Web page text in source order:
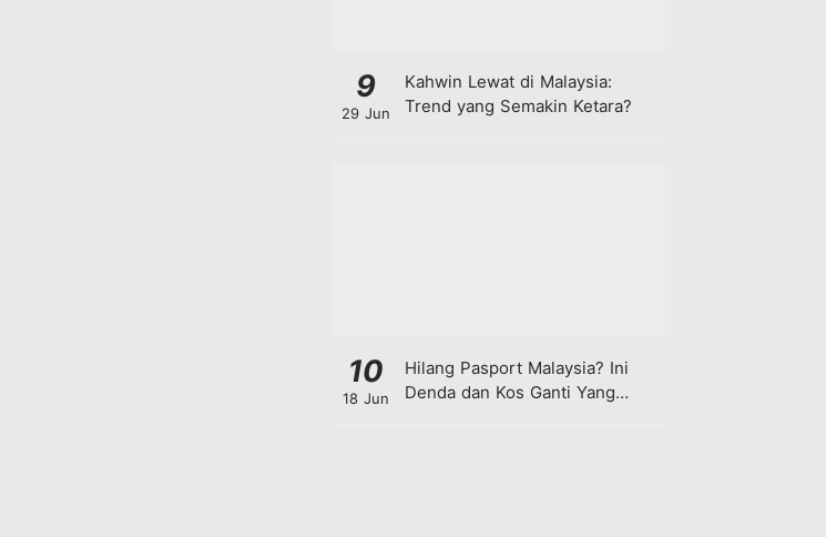
9
29 Jun
Kahwin Lewat di Malaysia:
Trend yang Semakin Ketara?
10
18 Jun
Hilang Pasport Malaysia? Ini
Denda dan Kos Ganti Yang